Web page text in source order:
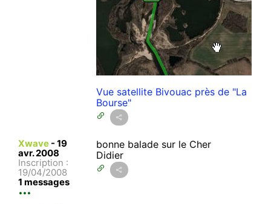
Vue satellite Bivouac près de "La
Bourse"
Xwave - 19
avr. 2008
Inscription :
19/04/2008
1 messages
bonne balade sur le Cher
Didier